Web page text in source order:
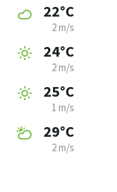
22°C
2 m/s
24°C
2 m/s
25°C
1 m/s
29°C
2 m/s